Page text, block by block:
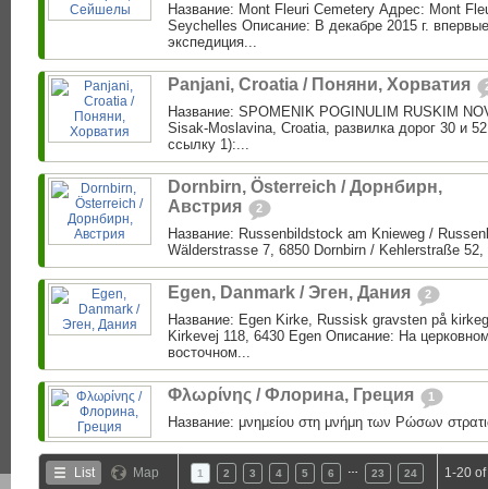
Название: Mont Fleuri Cemetery Адрес: Mont
Seychelles Описание: В декабре 2015 г.
экспедиция...
Panjani, Croatia / Поняни, Хорватия
Название: SPOMENIK POGINULIM RUSKIM
Sisak-Moslavina, Croatia, развилка дорог 30 и
ссылку 1):...
Dornbirn, Österreich / Дорнбирн,
Австрия
2
Название: Russenbildstock am Knieweg /
Wälderstrasse 7, 6850 Dornbirn / Kehlerstraße
Egen, Danmark / Эген, Дания 2
Название: Egen Kirke, Russisk gravsten på
Kirkevej 118, 6430 Egen Описание: На
восточном...
Φλωρίνης / Флорина, Греция 1
Название: μνημείου στη μνήμη των Ρώσων
List Map 1 2 3 4 5 6 23 24 1-20